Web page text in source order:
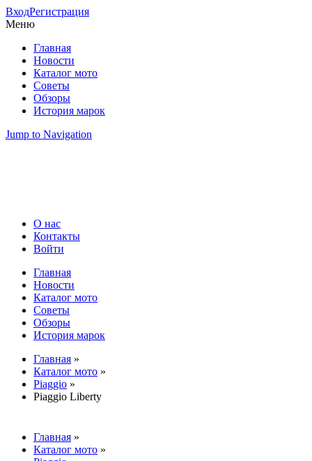
ВходРегистрация
Меню
Главная
Новости
Каталог мото
Советы
Обзоры
История марок
Jump to Navigation
Вторичное меню
О нас
Контакты
Войти
Главное меню
Главная
Новости
Каталог мото
Советы
Обзоры
История марок
Вы здесь
Главная »
Каталог мото »
Piaggio »
Piaggio Liberty
Вы здесь
Главная »
Каталог мото »